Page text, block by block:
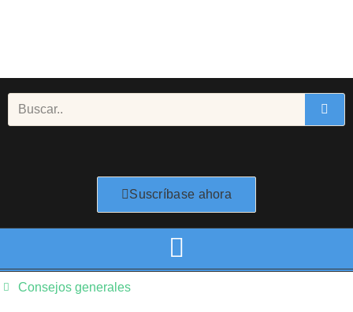
Buscar
Suscríbase ahora
Consejos generales